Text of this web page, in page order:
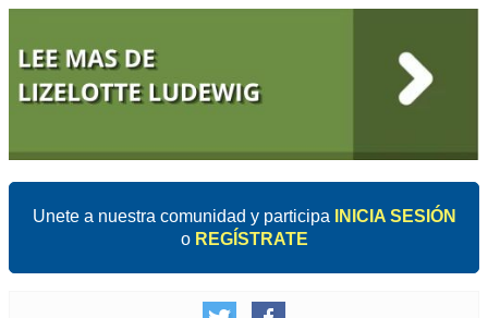
Unete a nuestra comunidad y participa
INICIA SESIÓN
o REGÍSTRATE